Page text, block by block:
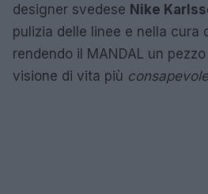
designer svedese Nike
pulizia delle linee e nella cura
rendendo il MANDAL un
visione di vita più consapevole